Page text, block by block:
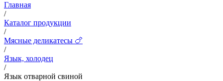
Главная
/
Каталог продукции
/
Мясные деликатесы 🍗
/
Язык, холодец
/
Язык отварной свиной